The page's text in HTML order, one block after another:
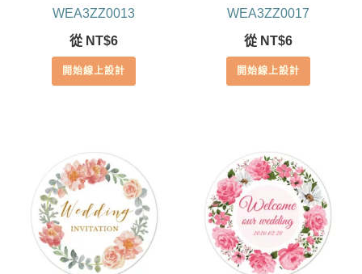
WEA3ZZ0013
從 NT$6
開始線上設計
WEA3ZZ0017
從 NT$6
開始線上設計